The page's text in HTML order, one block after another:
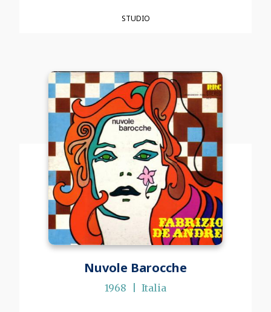
STUDIO
Nuvole Barocche
1968 Italia